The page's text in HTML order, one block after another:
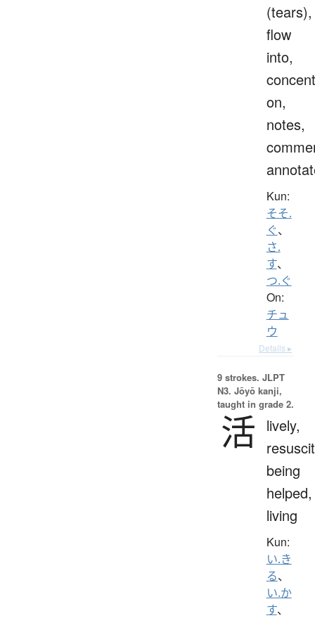
(tears),
flow
into,
on,
notes,
Kun:
そそ.
ぐ、
さ.
す、
つ.ぐ
On:
チュ
ウ
Details ▸
9 strokes. JLPT
N3. Jōyō kanji,
taught in grade 2.
活
lively,
being
helped,
living
Kun:
い.き
る、
い.か
す、